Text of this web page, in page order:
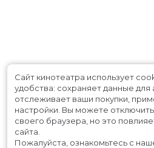
Сайт кинотеатра использует
удобства: сохраняет данные для
отслеживает ваши покупки,
настройки. Вы можете
своего браузера, но это
сайта.
Пожалуйста, ознакомьтесь с